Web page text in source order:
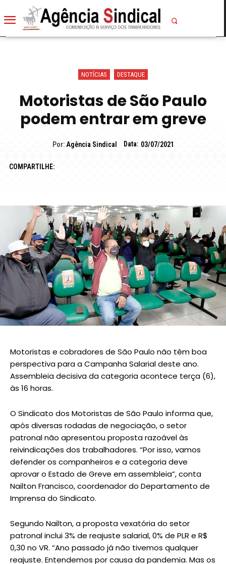
NOTÍCIAS DESTAQUE
Motoristas de São Paulo
podem entrar em greve
Por: Agência Sindical Data: 03/07/2021
COMPARTILHE:
Motoristas e cobradores de São Paulo não têm boa
perspectiva para a Campanha Salarial deste ano.
Assembleia decisiva da categoria acontece terça (6),
às 16 horas.
O Sindicato dos Motoristas de São Paulo informa que,
após diversas rodadas de negociação, o setor
patronal não apresentou proposta razoável às
reivindicações dos trabalhadores. “Por isso, vamos
defender os companheiros e a categoria deve
aprovar o Estado de Greve em assembleia”, conta
Nailton Francisco, coordenador do Departamento de
Imprensa do Sindicato.
Segundo Nailton, a proposta vexatória do setor
patronal inclui 3% de reajuste salarial, 0% de PLR e R$
0,30 no VR. “Ano passado já não tivemos qualquer
reajuste. Entendemos por causa da pandemia. Mas os